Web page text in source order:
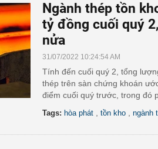
Ngành thép tồn
tỷ đồng cuối quý
nửa
31/07/2022 10:24:54 AM
Tính đến cuối quý 2, tổng
thép trên sàn chứng khoán
điểm cuối quý trước, trong đó
Tags: hòa phát tồn kho ngành